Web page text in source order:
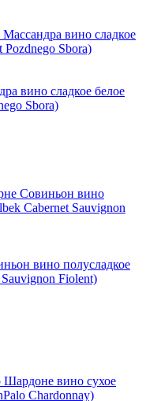
вино сладкое белое
Sbora)
вино полусладкое
Fiolent)